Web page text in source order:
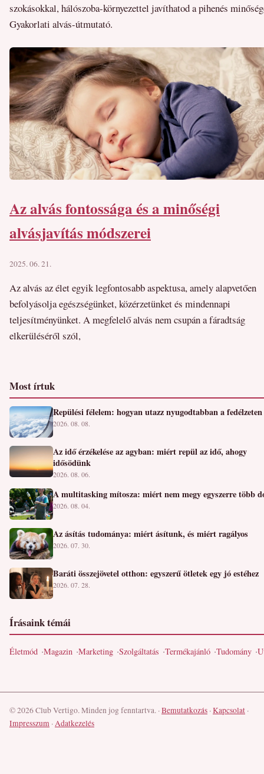
szokásokkal, hálószoba-környezettel javíthatod a pihenés
Gyakorlati alvás-útmutató.
Az alvás fontossága és a minőségi
alvásjavítás módszerei
2025. 06. 21.
Az alvás az élet egyik legfontosabb aspektusa, amely alapvetően
befolyásolja egészségünket, közérzetünket és mindennapi
teljesítményünket. A megfelelő alvás nem csupán a fáradtság
elkerüléséről szól,
Most írtuk
Repülési félelem: hogyan utazz nyugodtabban a fedélzeten
2026. 08. 08.
Az idő érzékelése az agyban: miért repül az idő, ahogy
idősödünk
2026. 08. 06.
A multitasking mítosza: miért nem megy egyszerre több
2026. 08. 04.
Az ásítás tudománya: miért ásítunk, és miért ragályos
2026. 07. 30.
Baráti összejövetel otthon: egyszerű ötletek egy jó estéhez
2026. 07. 28.
Írásaink témái
Életmód Magazin Marketing Szolgáltatás Termékajánló Tudomány
© 2026 Club Vertigo. Minden jog fenntartva. ·Bemutatkozás ·Kapcsolat ·
Impresszum ·Adatkezelés